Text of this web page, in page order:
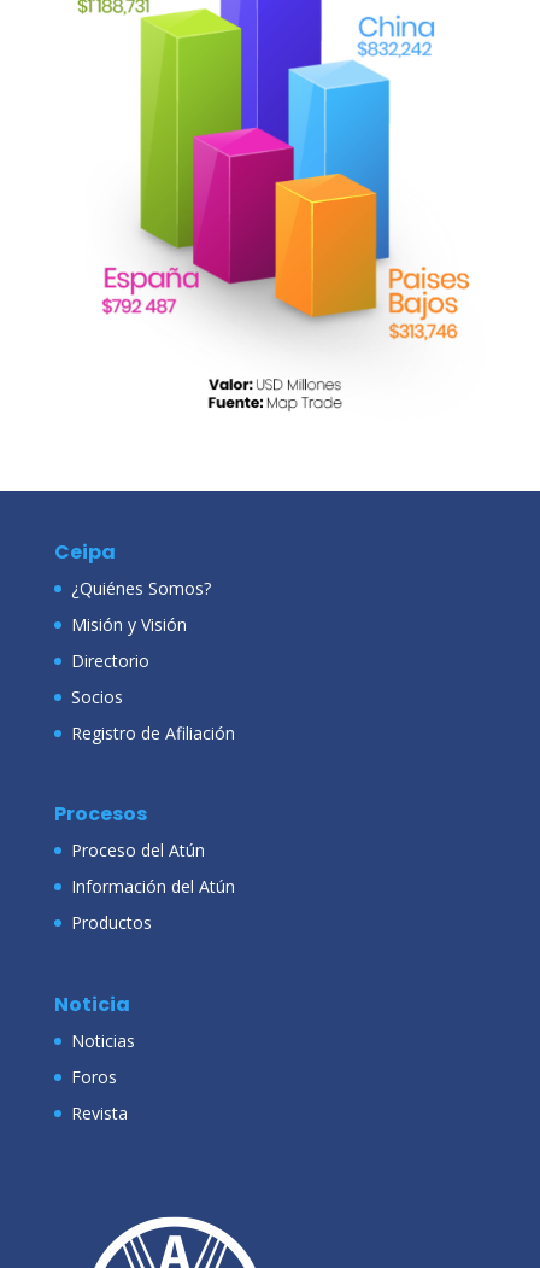
Ceipa
¿Quiénes Somos?
Misión y Visión
Directorio
Socios
Registro de Afiliación
Procesos
Proceso del Atún
Información del Atún
Productos
Noticia
Noticias
Foros
Revista